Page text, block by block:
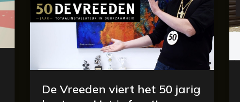
De Vreeden viert het 50 jarig
50
jarig
feest!